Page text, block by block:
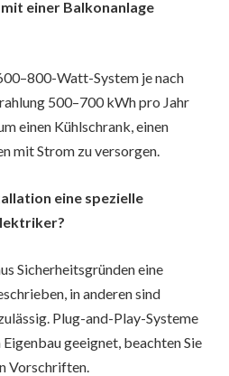
einer Balkonanlage
Watt-System je nach
500–700 kWh pro Jahr
einen Kühlschrank, einen
mit Strom zu versorgen.
eine spezielle
Sicherheitsgründen eine
in anderen sind
Plug-and-Play-Systeme
geeignet, beachten Sie
Vorschriften.